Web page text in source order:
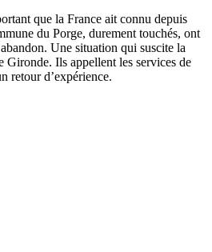
que la France ait connu depuis
du Porge, durement touchés, ont
Une situation qui suscite la
Gironde. Ils appellent les services de
retour d’expérience.